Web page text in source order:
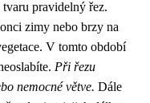
pravidelný řez.
zimy nebo brzy na
V tomto období
Při řezu
nemocné větve. Dále